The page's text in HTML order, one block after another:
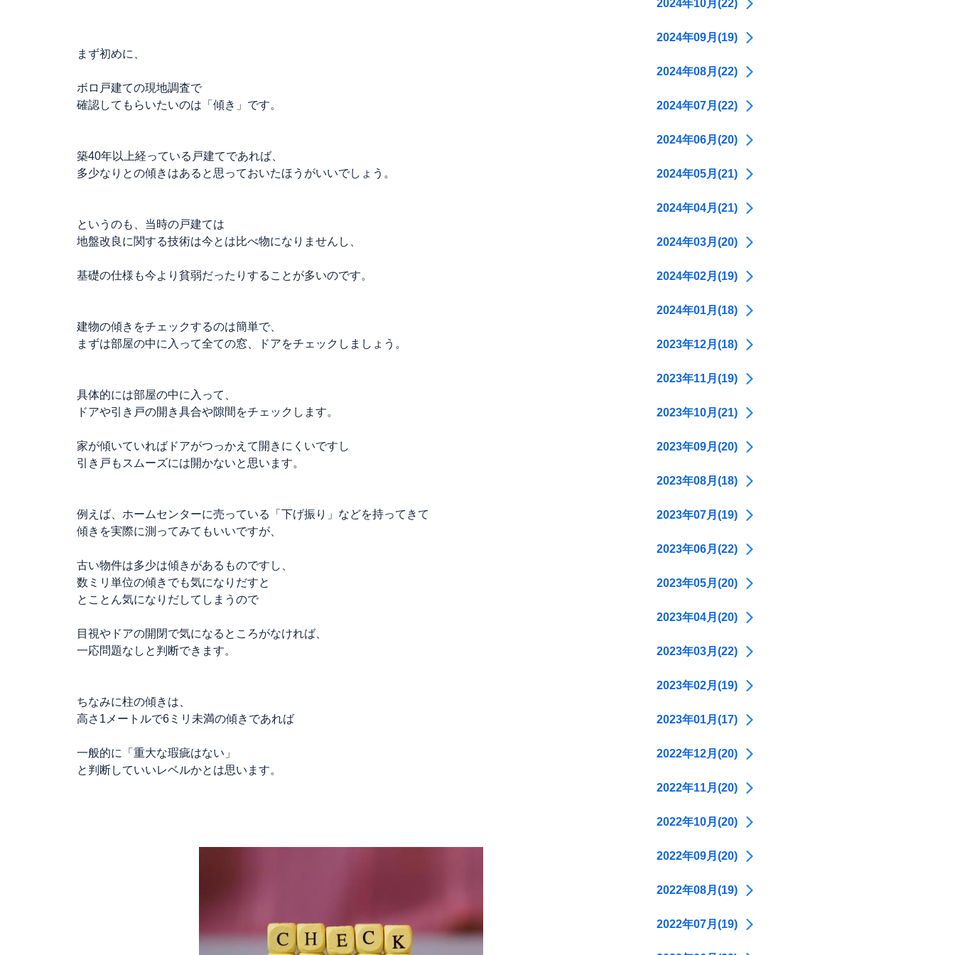
まず初めに、
ボロ戸建ての現地調査で
確認してもらいたいのは「傾き」です。
築40年以上経っている戸建てであれば、
多少なりとの傾きはあると思っておいたほうがいいでしょう。
というのも、当時の戸建ては
地盤改良に関する技術は今とは比べ物になりませんし、
基礎の仕様も今より貧弱だったりすることが多いのです。
建物の傾きをチェックするのは簡単で、
まずは部屋の中に入って全ての窓、ドアをチェックしましょう。
具体的には部屋の中に入って、
ドアや引き戸の開き具合や隙間をチェックします。
家が傾いていればドアがつっかえて開きにくいですし
引き戸もスムーズには開かないと思います。
例えば、ホームセンターに売っている「下げ振り」などを持ってきて
傾きを実際に測ってみてもいいですが、
古い物件は多少は傾きがあるものですし、
数ミリ単位の傾きでも気になりだすと
とことん気になりだしてしまうので
目視やドアの開閉で気になるところがなければ、
一応問題なしと判断できます。
ちなみに柱の傾きは、
高さ1メートルで6ミリ未満の傾きであれば
一般的に「重大な瑕疵はない」
と判断していいレベルかとは思います。
2024年10月(22)
2024年09月(19)
2024年08月(22)
2024年07月(22)
2024年06月(20)
2024年05月(21)
2024年04月(21)
2024年03月(20)
2024年02月(19)
2024年01月(18)
2023年12月(18)
2023年11月(19)
2023年10月(21)
2023年09月(20)
2023年08月(18)
2023年07月(19)
2023年06月(22)
2023年05月(20)
2023年04月(20)
2023年03月(22)
2023年02月(19)
2023年01月(17)
2022年12月(20)
2022年11月(20)
2022年10月(20)
2022年09月(20)
2022年08月(19)
2022年07月(19)